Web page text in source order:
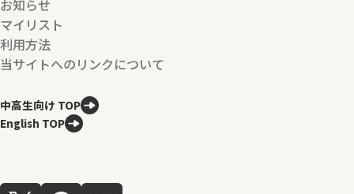
お知らせ
マイリスト
利用方法
当サイトへのリンクについて
中高生向け TOP
English TOP